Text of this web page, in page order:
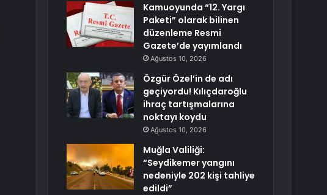
Kamuoyunda “12. Yargı
Paketi” olarak bilinen
düzenleme Resmi
Gazete’de yayımlandı
Ağustos 10, 2026
Özgür Özel’in de adı
geçiyordu! Kılıçdaroğlu
ihraç tartışmalarına
noktayı koydu
Ağustos 10, 2026
Muğla Valiliği:
“Seydikemer yangını
nedeniyle 202 kişi tahliye
edildi”